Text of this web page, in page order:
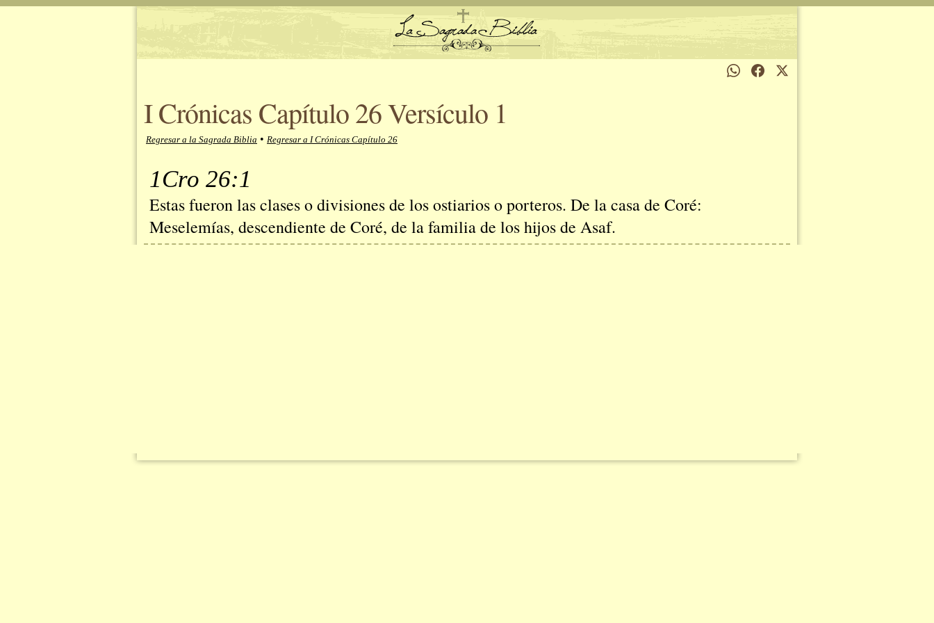
I Crónicas Capítulo 26 Versículo 1
Regresar a la Sagrada Biblia • Regresar a I Crónicas Capítulo 26
1Cro 26:1
Estas fueron las clases o divisiones de los ostiarios o porteros. De la casa de Coré:
Meselemías, descendiente de Coré, de la familia de los hijos de Asaf.